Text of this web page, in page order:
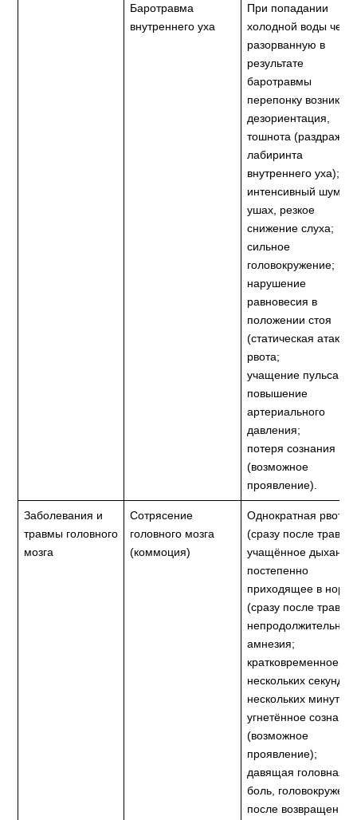
Баротравма
внутреннего уха
При попадании
холодной воды
разорванную в
результате
баротравмы
перепонку возникает
дезориентация,
тошнота
лабиринта
внутреннего уха);
интенсивный шум в
ушах, резкое
снижение слуха;
сильное
головокружение;
нарушение
равновесия в
положении стоя
(статическая
рвота;
учащение пульса,
повышение
артериального
давления;
потеря сознания
(возможное
проявление).
Заболевания и
травмы головного
мозга
Сотрясение
головного мозга
(коммоция)
Однократная рвота
(сразу после
учащённое
постепенно
приходящее в
(сразу после
непродолжительная
амнезия;
кратковременное (от
нескольких секунд
нескольких минут)
угнетённое
(возможное
проявление);
давящая головная
боль,
после возвращения